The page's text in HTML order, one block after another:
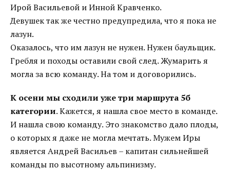
Ирой Васильевой и Инной Кравченко.
Девушек так же честно предупредила, что я пока не
лазун.
Оказалось, что им лазун не нужен. Нужен баульщик.
Гребля и походы оставили свой след. Жумарить я
могла за всю команду. На том и договорились.
К осени мы сходили уже три маршрута 5б
категории. Кажется, я нашла свое место в команде.
И нашла свою команду. Это знакомство дало плоды,
о которых я даже не могла мечтать. Мужем Иры
является Андрей Васильев – капитан сильнейшей
команды по высотному альпинизму.